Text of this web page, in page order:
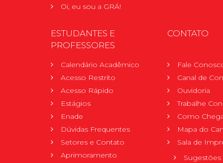
Oi, eu sou a GRÁ!
ESTUDANTES E
PROFESSORES
Calendário Acadêmico
Acesso Restrito
Acesso Rápido
Estágios
Enade
Dúvidas Frequentes
Setores e Contato
Aprimoramento
CONTATO
Fale
Canal de
Ouvidoria
Trabalhe
Como
Mapa do
Sala de